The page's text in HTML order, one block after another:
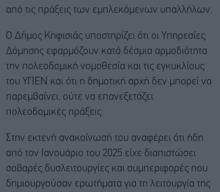
από τις πράξεις των εμπλεκόμενων υπαλλήλων.
Ο Δήμος Κηφισιάς υποστηρίζει ότι οι Υπηρεσίες
Δόμησης εφαρμόζουν κατά δέσμια αρμοδιότητα
την πολεοδομική νομοθεσία και τις εγκυκλίους
του ΥΠΕΝ και ότι η δημοτική αρχή δεν μπορεί να
παρεμβαίνει, ούτε να επανεξετάζει
πολεοδομικές πράξεις.
Στην εκτενή ανακοίνωσή του αναφέρει ότι ήδη
από τον Ιανουάριο του 2025 είχε διαπιστώσει
σοβαρές δυσλειτουργίες και συμπεριφορές που
δημιουργούσαν ερωτήματα για τη λειτουργία της